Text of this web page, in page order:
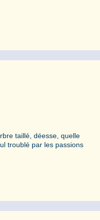
taillé, déesse, quelle
troublé par les passions